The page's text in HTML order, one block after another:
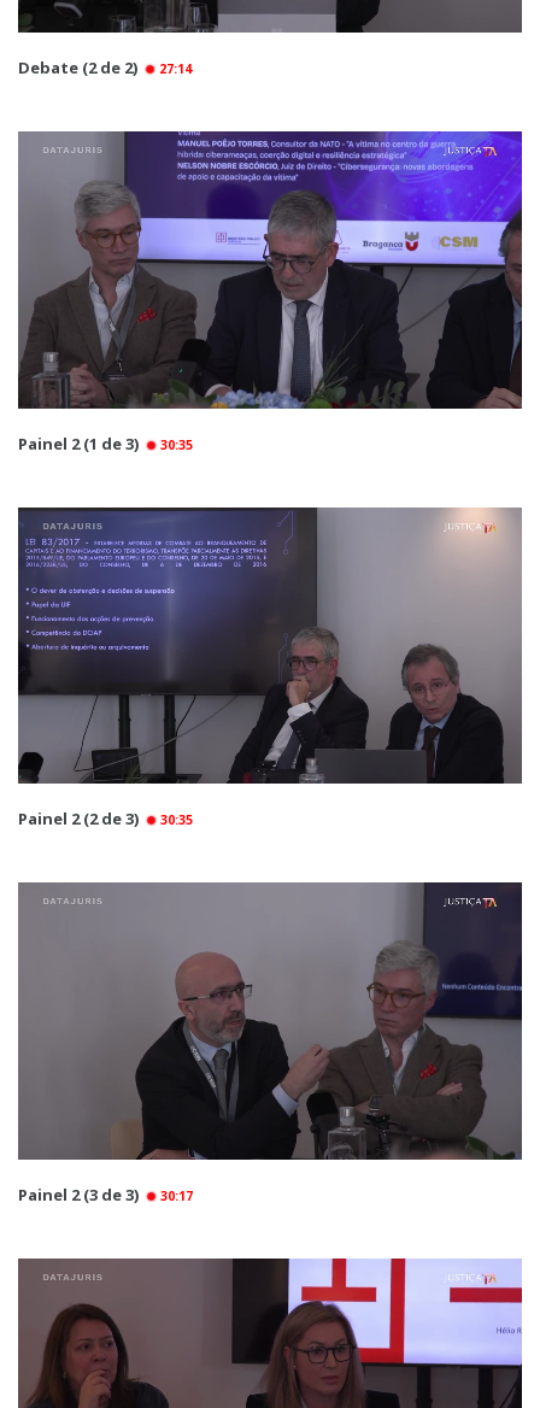
Debate (2 de 2) 27:14
Painel 2 (1 de 3) 30:35
Painel 2 (2 de 3) 30:35
Painel 2 (3 de 3) 30:17